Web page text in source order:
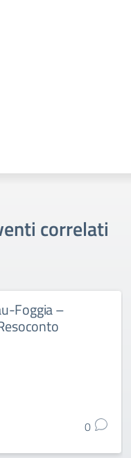
correlati
Foggia –
0